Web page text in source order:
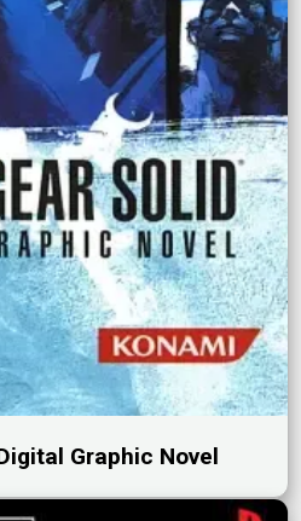
Graphic Novel